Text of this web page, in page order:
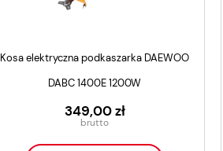
Kosa elektryczna podkaszarka DAEWOO
DABC 1400E 1200W
349,00 zł